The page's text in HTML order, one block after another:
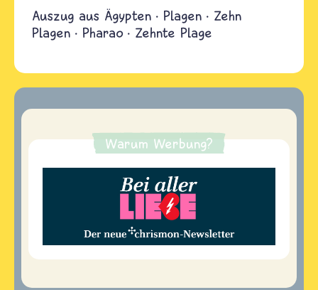
Auszug aus Ägypten Plagen
Zehn
Plagen
Pharao Zehnte Plage
Warum Werbung?